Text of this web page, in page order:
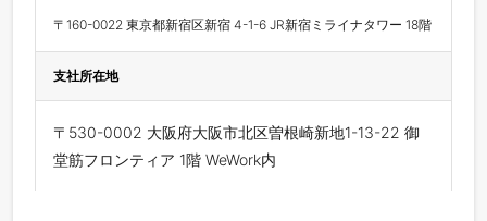
〒160-0022 東京都新宿区新宿 4-1-6 JR新宿ミライナタワー 18階
支社所在地
〒530-0002 大阪府大阪市北区曽根崎新地1-13-22 御
堂筋フロンティア 1階 WeWork内